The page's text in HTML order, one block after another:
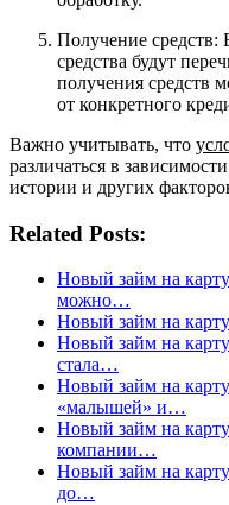
Получение средств:
средства будут
получения средств
от конкретного
Важно учитывать, что
различаться в
истории и других
Related Posts:
Новый займ на
можно…
Новый займ на
Новый займ на
стала…
Новый займ на
«малышей» и…
Новый займ на
компании…
Новый займ на
до…